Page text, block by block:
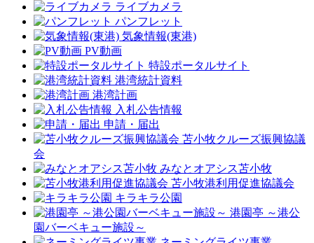
ライブカメラ
パンフレット
気象情報(東港)
PV動画
特設ポータルサイト
港湾統計資料
港湾計画
入札公告情報
申請・届出
苫小牧クルーズ振興協議
会
みなとオアシス苫小牧
苫小牧港利用促進協議会
キラキラ公園
港園亭 ～港公
園バーベキュー施設～